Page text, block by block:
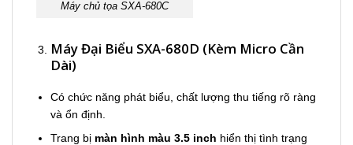
Máy chủ tọa SXA-680C
Máy Đại Biểu SXA-680D (Kèm Micro Cần
Dài)
Có chức năng phát biểu, chất lượng thu tiếng rõ ràng
và ổn định.
Trang bị màn hình màu 3.5 inch hiển thị tình trạng